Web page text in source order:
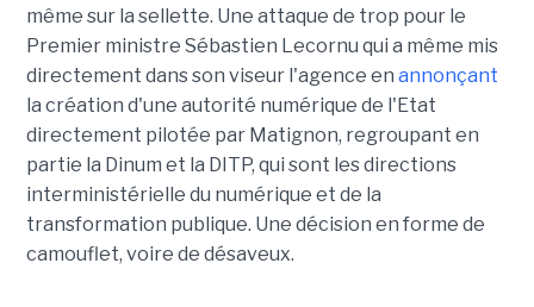
même sur la sellette. Une attaque de trop pour le
Premier ministre Sébastien Lecornu qui a même mis
directement dans son viseur l'agence en annonçant
la création d'une autorité numérique de l'Etat
directement pilotée par Matignon, regroupant en
partie la Dinum et la DITP, qui sont les directions
interministérielle du numérique et de la
transformation publique. Une décision en forme de
camouflet, voire de désaveux.